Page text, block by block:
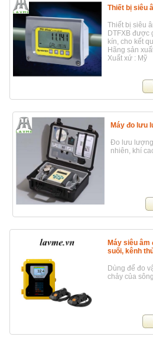
Thiết bị siêu
Thiết bị siêu
DTFXB được
kín, cho kết
Hãng sản
Xuất xứ : Mỹ
Máy đo lưu
Đo lưu
nhiên, khí
Máy siêu
suối, kênh
Dùng để đo
chảy của